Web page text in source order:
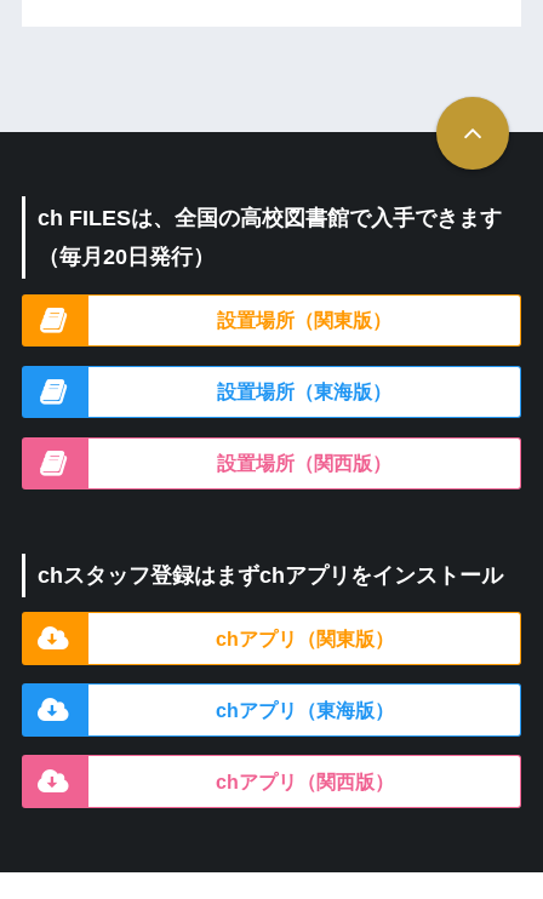
ch FILESは、全国の高校図書館で入手できます
（毎月20日発行）
設置場所（関東版）
設置場所（東海版）
設置場所（関西版）
chスタッフ登録はまずchアプリをインストール
chアプリ（関東版）
chアプリ（東海版）
chアプリ（関西版）